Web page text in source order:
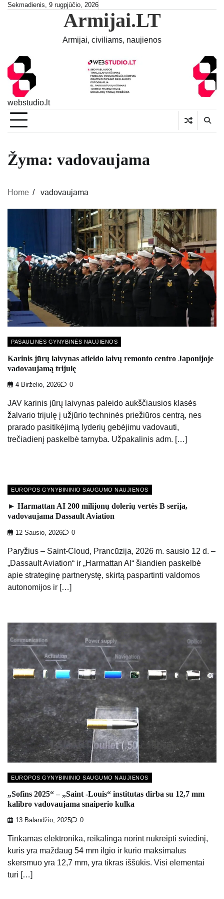
SkipSekmadienis, 9 rugpjūčio, 2026
Armijai.LT
Armijai, civiliams, naujienos
webstudio.lt
Žyma: vadovaujama
Home vadovaujama
PASAULINĖS GYNYBINĖS NAUJIENOS
Karinis jūrų laivynas atleido laivų remonto centro Japonijoje
vadovaujamą trijulę
4 Birželio, 2026 0
JAV karinis jūrų laivynas paleido aukščiausios klasės
žalvario trijulę į užjūrio techninės priežiūros centrą, nes
prarado pasitikėjimą lyderių gebėjimu vadovauti,
trečiadienį paskelbė tarnyba. Užpakalinis adm. […]
EUROPOS GYNYBININIO SAUGUMO NAUJIENOS
► Harmattan AI 200 milijonų dolerių vertės B serija,
vadovaujama Dassault Aviation
12 Sausio, 2026 0
Paryžius – Saint-Cloud, Prancūzija, 2026 m. sausio 12 d. –
„Dassault Aviation“ ir „Harmattan AI“ šiandien paskelbė
apie strateginę partnerystę, skirtą paspartinti valdomos
autonomijos ir […]
EUROPOS GYNYBININIO SAUGUMO NAUJIENOS
„Sofins 2025“ – „Saint -Louis“ institutas dirba su 12,7 mm
kalibro vadovaujama snaiperio kulka
13 Balandžio, 2025 0
Tinkamas elektronika, reikalinga norint nukreipti sviedinį,
kuris yra maždaug 54 mm ilgio ir kurio maksimalus
skersmuo yra 12,7 mm, yra tikras iššūkis. Visi elementai
turi […]